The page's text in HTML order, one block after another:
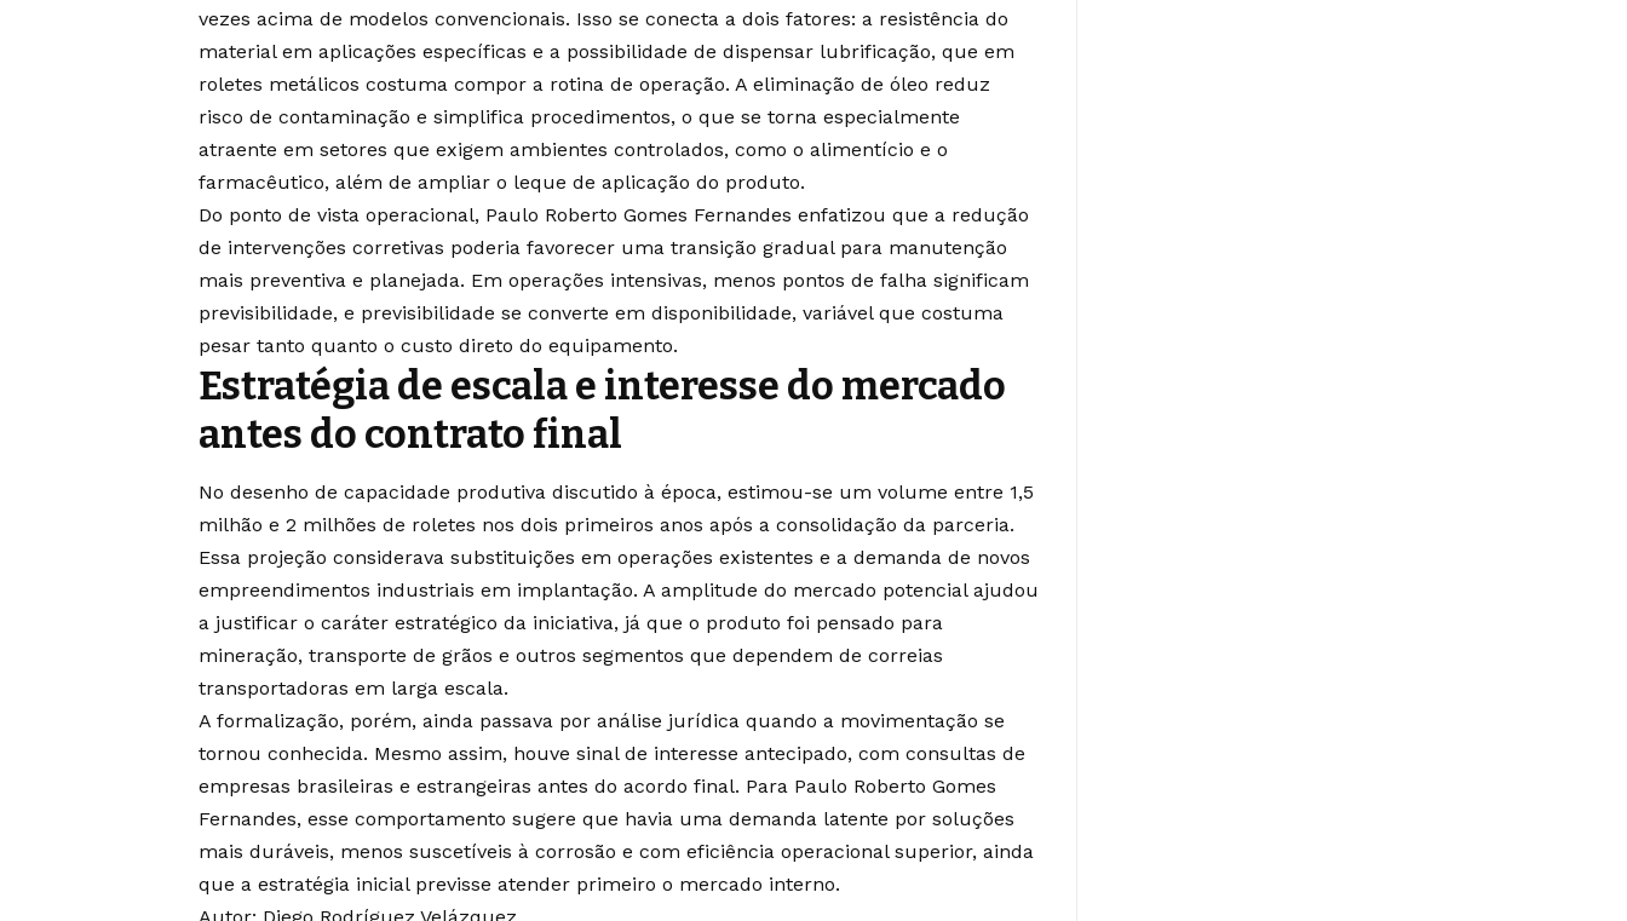
vezes acima de modelos convencionais. Isso se conecta a dois fatores: a resistência do
material em aplicações específicas e a possibilidade de dispensar lubrificação, que em
roletes metálicos costuma compor a rotina de operação. A eliminação de óleo reduz
risco de contaminação e simplifica procedimentos, o que se torna especialmente
atraente em setores que exigem ambientes controlados, como o alimentício e o
farmacêutico, além de ampliar o leque de aplicação do produto.
Do ponto de vista operacional, Paulo Roberto Gomes Fernandes enfatizou que a redução
de intervenções corretivas poderia favorecer uma transição gradual para manutenção
mais preventiva e planejada. Em operações intensivas, menos pontos de falha significam
previsibilidade, e previsibilidade se converte em disponibilidade, variável que costuma
pesar tanto quanto o custo direto do equipamento.
Estratégia de escala e interesse do mercado
antes do contrato final
No desenho de capacidade produtiva discutido à época, estimou-se um volume entre 1,5
milhão e 2 milhões de roletes nos dois primeiros anos após a consolidação da parceria.
Essa projeção considerava substituições em operações existentes e a demanda de novos
empreendimentos industriais em implantação. A amplitude do mercado potencial ajudou
a justificar o caráter estratégico da iniciativa, já que o produto foi pensado para
mineração, transporte de grãos e outros segmentos que dependem de correias
transportadoras em larga escala.
A formalização, porém, ainda passava por análise jurídica quando a movimentação se
tornou conhecida. Mesmo assim, houve sinal de interesse antecipado, com consultas de
empresas brasileiras e estrangeiras antes do acordo final. Para Paulo Roberto Gomes
Fernandes, esse comportamento sugere que havia uma demanda latente por soluções
mais duráveis, menos suscetíveis à corrosão e com eficiência operacional superior, ainda
que a estratégia inicial previsse atender primeiro o mercado interno.